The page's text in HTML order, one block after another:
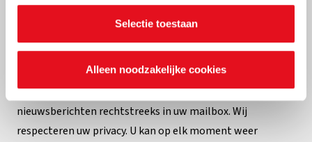
Selectie toestaan
Alleen noodzakelijke cookies
Op de hoogte blijven van de
wereldkerk?
Ontvang onze projecten, geschenken, activiteiten en
nieuwsberichten rechtstreeks in uw mailbox. Wij
respecteren uw privacy. U kan op elk moment weer